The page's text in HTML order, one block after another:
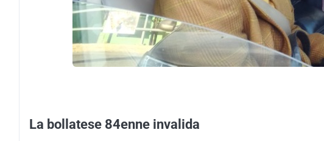
La bollatese 84enne invalida